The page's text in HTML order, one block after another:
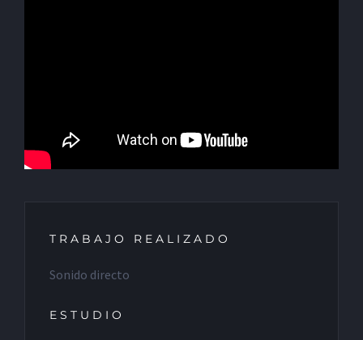
TRABAJO REALIZADO
Sonido directo
ESTUDIO